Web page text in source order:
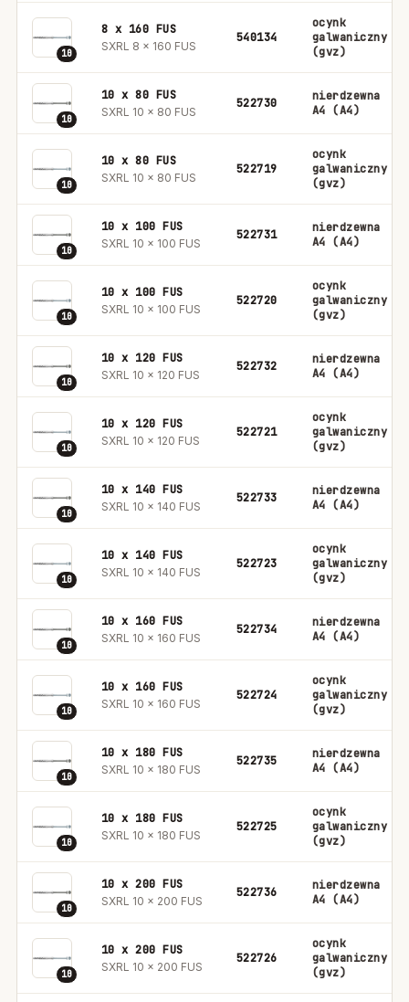
10
8 x 160 FUS
SXRL 8 x 160 FUS
540134
ocynk
galwaniczny
(gvz)
10
10 x 80 FUS
SXRL 10 x 80 FUS
522730
nierdzewna
A4 (A4)
10
10 x 80 FUS
SXRL 10 x 80 FUS
522719
ocynk
galwaniczny
(gvz)
10
10 x 100 FUS
SXRL 10 x 100 FUS
522731
nierdzewna
A4 (A4)
10
10 x 100 FUS
SXRL 10 x 100 FUS
522720
ocynk
galwaniczny
(gvz)
10
10 x 120 FUS
SXRL 10 x 120 FUS
522732
nierdzewna
A4 (A4)
10
10 x 120 FUS
SXRL 10 x 120 FUS
522721
ocynk
galwaniczny
(gvz)
10
10 x 140 FUS
SXRL 10 x 140 FUS
522733
nierdzewna
A4 (A4)
10
10 x 140 FUS
SXRL 10 x 140 FUS
522723
ocynk
galwaniczny
(gvz)
10
10 x 160 FUS
SXRL 10 x 160 FUS
522734
nierdzewna
A4 (A4)
10
10 x 160 FUS
SXRL 10 x 160 FUS
522724
ocynk
galwaniczny
(gvz)
10
10 x 180 FUS
SXRL 10 x 180 FUS
522735
nierdzewna
A4 (A4)
10
10 x 180 FUS
SXRL 10 x 180 FUS
522725
ocynk
galwaniczny
(gvz)
10
10 x 200 FUS
SXRL 10 x 200 FUS
522736
nierdzewna
A4 (A4)
10
10 x 200 FUS
SXRL 10 x 200 FUS
522726
ocynk
galwaniczny
(gvz)